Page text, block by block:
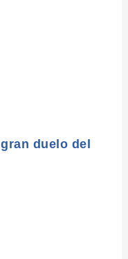
duelo del